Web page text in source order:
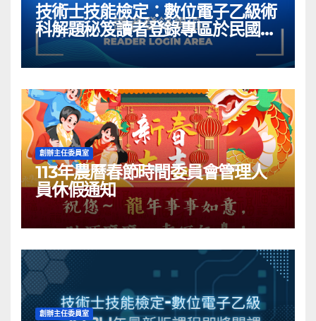
技術士技能檢定：數位電子乙級術
科解題秘笈讀者登錄專區於民國
113年05月03日開啟囉~
創辦主任委員室
113年農曆春節時間委員會管理人
員休假通知
創辦主任委員室